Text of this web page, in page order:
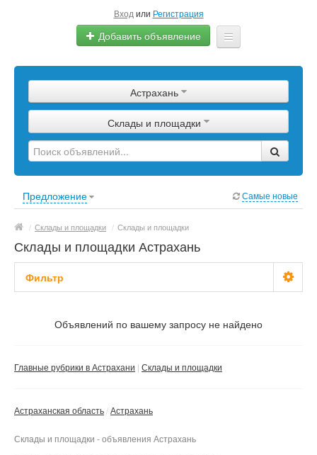
Вход или Регистрация
Добавить объявление
Сырье
Изделия
Оборудование
Астрахань
Склады и площадки
Предложение Самые новые
/ Склады и площадки / Склады и площадки
Склады и площадки Астрахань
Фильтр
Не важно
Без посредников
Применить Сбросить фильтр
Объявлений по вашему запросу не найдено
Главные рубрики в Астрахани Склады и площадки
Астраханская область Астрахань
Склады и площадки - объявления Астрахань